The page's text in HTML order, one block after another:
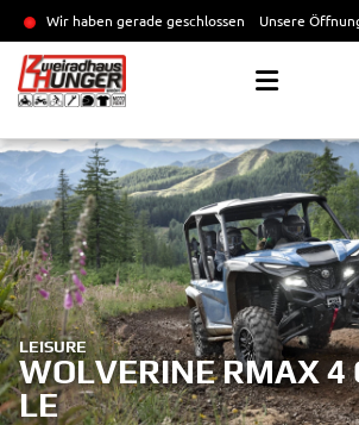
Wir haben gerade geschlossen Unsere
LEISURE
WOLVERINE RMAX 4
LE